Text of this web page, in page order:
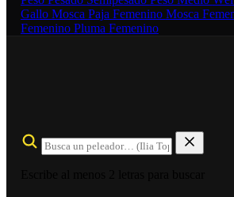
Gallo Mosca Paja Femenino Mosca
Femenino Pluma Femenino